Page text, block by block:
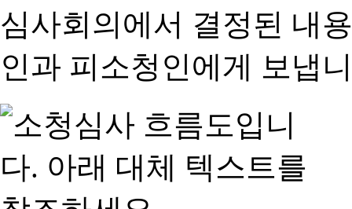
심사회의에서 결정된 내
인과 피소청인에게 보냅